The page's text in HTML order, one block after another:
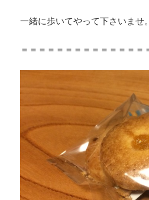
一緒に歩いてやって下さいませ。
＝＝＝＝＝＝＝＝＝＝＝＝＝＝